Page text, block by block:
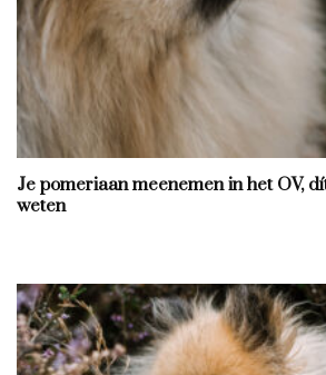
Je pomeriaan meenemen in het OV,
weten